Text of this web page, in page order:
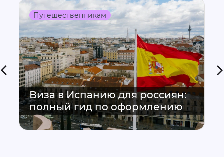
Путешественникам
Виза в Испанию для россиян:
полный гид по оформлению